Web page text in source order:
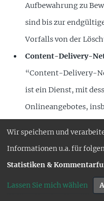
Aufbewahrung zu
sind bis zur
Vorfalls von der
Content-Delivery-
“Content-Delivery-
ist ein Dienst, mit
Onlineangebotes,
Wir speichern und
Informationen u.a. für
Statistiken &
Lassen Sie mich wählen